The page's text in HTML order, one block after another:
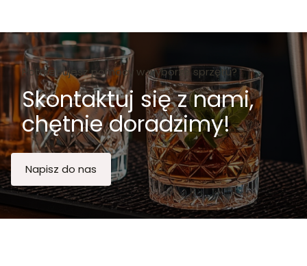
Potrzebujesz pomocy w wyborze sprzętu?
Skontaktuj się z nami,
chętnie doradzimy!
Napisz do nas